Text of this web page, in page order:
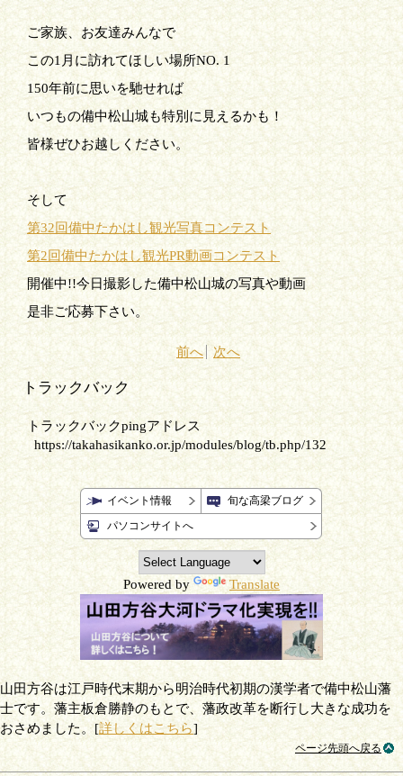
ご家族、お友達みんなで
この1 月に訪れてほしい場所NO. 1
150年前に思いを馳せれば
いつもの備中松山城も特別に見えるかも！
皆様ぜひお越しください。
そして
第32回備中たかはし観光写真コンテスト
第2回備中たかはし観光PR動画コンテスト
開催中!!今日撮影した備中松山城の写真や動画
是非ご応募下さい。
前へ 次へ
トラックバック
トラックバックpingアドレス
https://takahasikanko.or.jp/modules/blog/tb.php/132
イベント情報
旬な高梁ブログ
パソコンサイトへ
Powered by Translate
山田方谷は江戸時代末期から明治時代初期の漢学者で備中松山藩
士です。藩主板倉勝静のもとで、藩政改革を断行し大きな成功を
おさめました。[詳しくはこちら]
ページ先頭へ戻る